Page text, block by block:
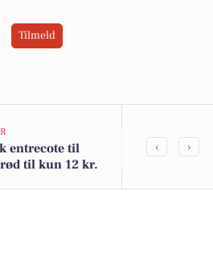
Tilmeld
entrecote til
til kun 12 kr.
Birkevej 1 i
‹ ›